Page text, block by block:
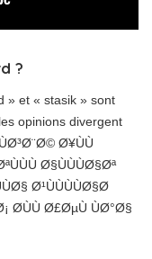
?
» et « stasik » sont
opinions divergent
Ø¥ÙÙ
Ø§ÙÙÙØ§Øª
Ø¹ÙÙÙÙØ§Ø
ØÙÙ Ø£ØµÙ ÙØ°Ø§